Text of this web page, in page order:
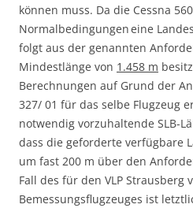
können muss. Da die Cessna
Normalbedingungeneine
folgt aus der genannten
Mindestlänge von 1.458 m
Berechnungen auf Grund der
327/ 01 für das selbe Flugzeug
notwendig vorzuhaltende SLB-
dass die geforderte verfügbare
um fast 200 m über den
Fall des für den VLP Strausberg
Bemessungsflugzeuges ist